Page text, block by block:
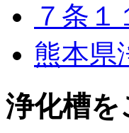
７条１
熊本
浄化槽を